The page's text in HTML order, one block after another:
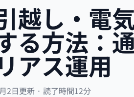
越し・電
る方法：
アス運用
2日更新 · 読了時間12分